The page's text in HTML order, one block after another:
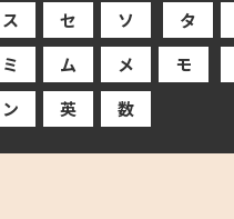
ス セ ソ タ
ミ ム メ モ
ン 英 数